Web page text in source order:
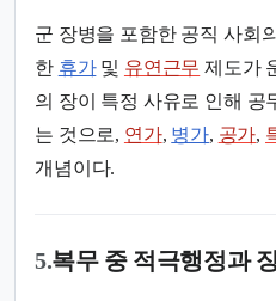
군 장병을 포함한 공직 사회의
한 휴가및 유연근무 제도가
의 장이 특정 사유로 인해 공
는 것으로, 연가, 병가, 공가,
개념이다.
5.복무 중 적극행정과